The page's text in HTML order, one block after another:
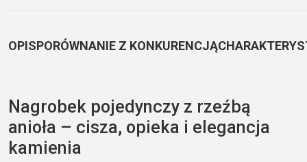
OPISPORÓWNANIE Z KONKURENCJĄ
Nagrobek pojedynczy z rzeźbą
anioła – cisza, opieka i elegancja
kamienia